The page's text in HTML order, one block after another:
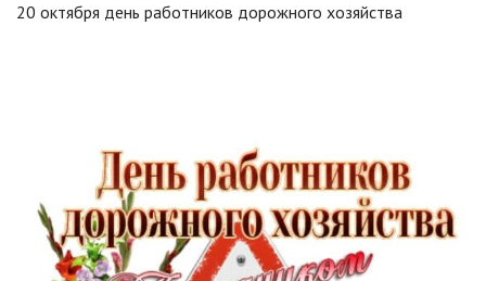
20 октября день работников дорожного хозяйства